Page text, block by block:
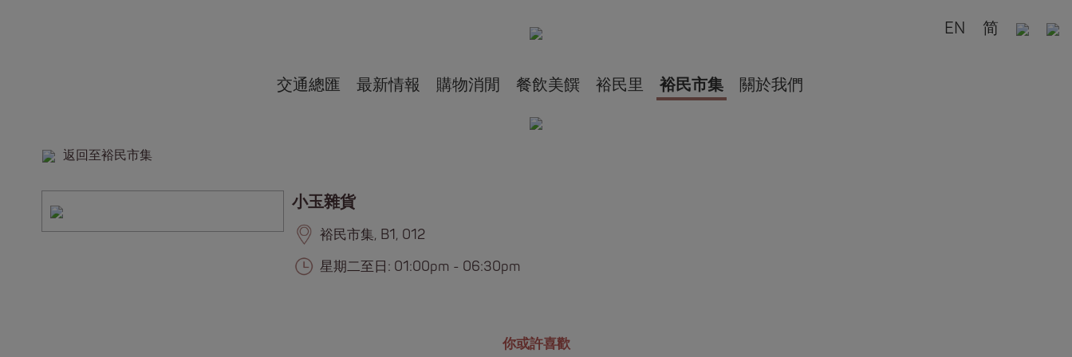
EN 简
交通總匯 最新情報 購物消閒 餐飲美饌 裕民里 裕民市集 關於我們
返回至裕民市集
小玉雜貨
裕民市集, B1, 012
星期二至日: 01:00pm - 06:30pm
你或許喜歡